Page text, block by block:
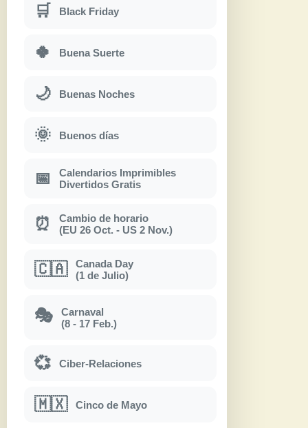
🛒 Black Friday
🍀 Buena Suerte
🌙 Buenas Noches
🌞 Buenos días
📅
Calendarios Imprimibles
Divertidos Gratis
⏰
Cambio de horario
(EU 26 Oct. - US 2 Nov.)
🇨🇦
Canada Day
(1 de Julio)
🎭
Carnaval
(8 - 17 Feb.)
💞 Ciber-Relaciones
🇲🇽 Cinco de Mayo